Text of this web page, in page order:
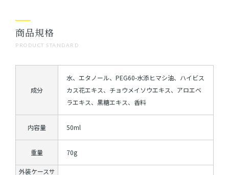
PRODUCT STANDARD
商品規格
成分
水、エタノール、PEG60-水添ヒマシ油、ハイビス
カス花エキス、チョウメイソウエキス、アロエベ
ラエキス、黒糖エキス、香料
内容量 50ml
重量 70g
外装ケースサ